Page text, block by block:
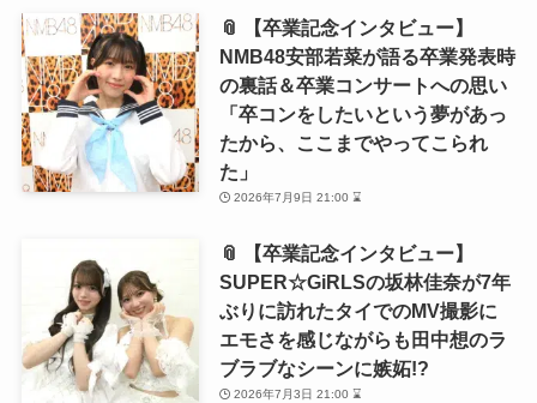
📎 【卒業記念インタビュー】
NMB48安部若菜が語る卒業発表時
の裏話＆卒業コンサートへの思い
「卒コンをしたいという夢があっ
たから、ここまでやってこられ
た」
2026年7月9日 21:00 ⌛
📎 【卒業記念インタビュー】
SUPER☆GiRLSの坂林佳奈が7年
ぶりに訪れたタイでのMV撮影に
エモさを感じながらも田中想のラ
ブラブなシーンに嫉妬!?
2026年7月3日 21:00 ⌛